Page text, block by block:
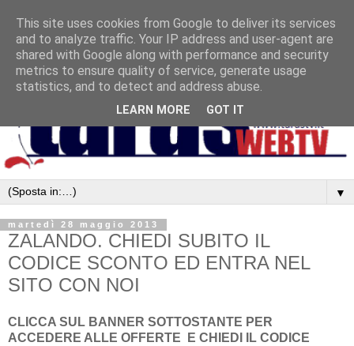
▼
martedì 28 maggio 2013
ZALANDO. CHIEDI SUBITO IL
CODICE SCONTO ED ENTRA NEL
SITO CON NOI
CLICCA SUL BANNER SOTTOSTANTE PER
ACCEDERE ALLE OFFERTE E CHIEDI IL CODICE
This site uses cookies from Google to deliver its services
and to analyze traffic. Your IP address and user-agent are
shared with Google along with performance and security
metrics to ensure quality of service, generate usage
statistics, and to detect and address abuse.
LEARN MORE GOT IT